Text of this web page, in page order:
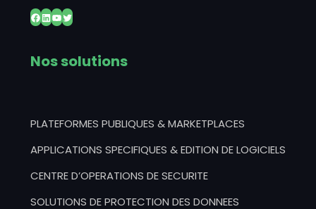
Facebook
LinkedIn
YouTube
Twitter
Nos solutions
PLATEFORMES PUBLIQUES & MARKETPLACES
APPLICATIONS SPECIFIQUES & EDITION DE LOGICIELS
CENTRE D’OPERATIONS DE SECURITE
SOLUTIONS DE PROTECTION DES DONNEES